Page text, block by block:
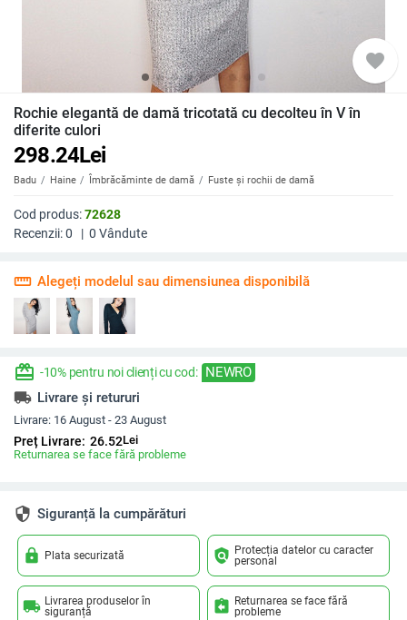
favorite
Rochie elegantă de damă tricotată cu decolteu în V în
diferite culori
298.24Lei
Badu Haine Îmbrăcăminte de damă Fuste și rochii de damă
Cod produs:72628
Recenzii:0 | 0 Vândute
straighten Alegeți modelul sau dimensiunea disponibilă
redeem -10% pentru noi clienți cu cod: NEWRO
local_shipping Livrare și retururi
Livrare: 16 August - 23 August
Preț Livrare: 26.52Lei
Returnarea se face fără probleme
security Siguranță la cumpărături
lock Plata securizată policy Protecția datelor cu caracter
personal
local_shipping Livrarea produselor în
siguranță
assignment_return Returnarea se face fără
probleme